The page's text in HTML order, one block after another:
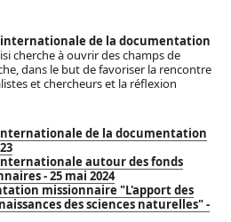
de la documentation
cherche à ouvrir des champs de
dans le but de favoriser la rencontre
et chercheurs et la réflexion
de la documentation
autour des fonds
- 25 mai 2024
missionnaire "L'apport des
des sciences naturelles" -